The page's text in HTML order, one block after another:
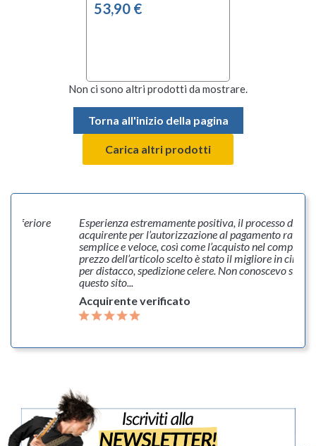
60,00 €
Solo
53,90 €
Non ci sono altri prodotti da mostrare.
Torna all'inizio della pagina
Carica altri prodotti
inferiore
Esperienza estremamente positiva, il processo di
acquirente per l’autorizzazione al pagamento
semplice e veloce, così come l’acquisto nel
prezzo dell’articolo scelto è stato il migliore in
per distacco, spedizione celere. Non conoscevo
questo sito...
Acquirente verificato